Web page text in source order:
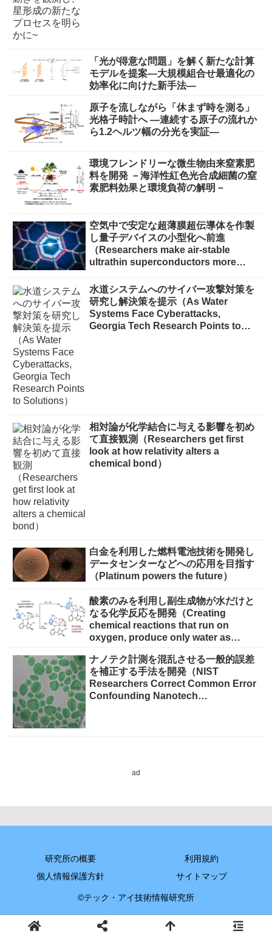
「光が得意な問題」を解く新たな計算
モデルを提案―大規模組合せ最適化の
効率化に向けた新手法―
原子を流しながら「休まず時を測る」
光格子時計へ ―連続する原子の流れか
ら1.2ヘルツ幅の分光を実証―
環境フレンドリーな微生物由来窒素肥
料を開発 －海洋性紅色光合成細菌の窒
素肥料効果と環境負荷の解明－
空気中で安定な超薄膜超伝導体を作製
し量子デバイスの小型化へ前進
（Researchers make air-stable
ultrathin superconductors more
水道システムへのサイバー攻撃対策を
研究し解決策を提示（As Water
Systems Face Cyberattacks,
Georgia Tech Research Points to
相対論が化学結合に与える影響を初め
て直接観測（Researchers get first
look at how relativity alters a
chemical bond）
白金を利用した燃料電池技術を開発し
データセンターなどへの応用を目指す
（Platinum powers the future）
酸素のみを利用し副生成物が水だけと
なる化学反応を開発（Creating
chemical reactions that run on
oxygen, produce only water as
ナノテク計測を混乱させる一般的誤差
を補正する手法を開発（NIST
Researchers Correct Common Error
Confounding Nanotech
ad
研究所の概要
利用規約
個人情報保護方針
サイトマップ
©テック・アイ技術情報研究所